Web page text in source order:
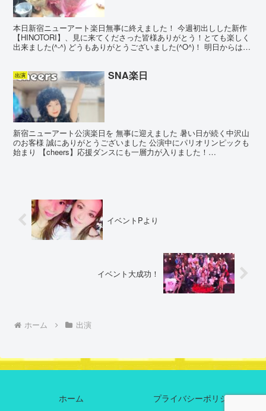
本日新宿ニューアート楽日無事に終えました！ 今週初出しした新作
【HINOTORI】、見に来てくださった皆様ありがとう！とても楽しく
出来ました(^-^) どうもありがとうございました(^O^)！ 明日からはオ
出演 SNA楽日
新宿ニューアート公演楽日を 無事に迎えました 暑い日が続く中沢山
のお客様 誠にありがとうございました 公演中にパリオリンピックも
始まり 【cheers】応援ダンスにも一層力が入りました！
イベントPより
イベント大成功！
ホーム 出演
ホーム
プライバシーポリシー